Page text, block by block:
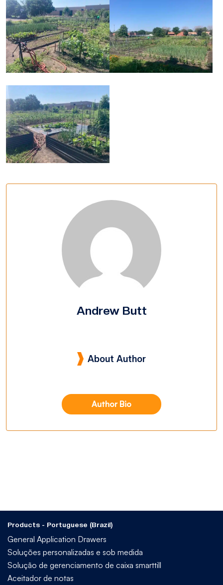
Andrew Butt
About Author
Author Bio
Products - Portuguese (Brazil)
General Application Drawers
Soluções personalizadas e sob medida
Solução de gerenciamento de caixa smarttill
Aceitador de notas